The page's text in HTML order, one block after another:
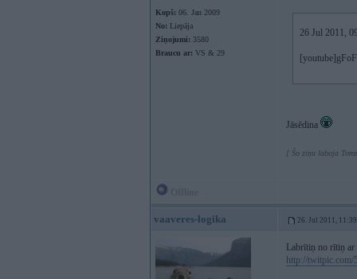
Kopš: 06. Jan 2009
No: Liepāja
Ziņojumi: 3580
Braucu ar: VS & 29
26 Jul 2011,
Jāsēdina
[ Šo ziņu laboja
vaaveres-logika 26. Jul 2011, 11:39
Labrītiņ no rītiņ
http://